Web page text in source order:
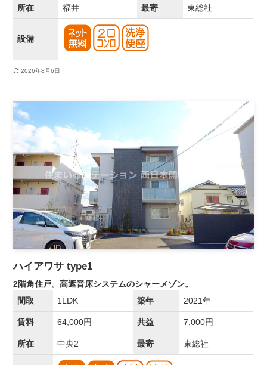
所在 福井 最寄 東総社
設備
2026年8月6日
ハイアワサ type1
2階角住戸。高遮音床システムのシャーメゾン。
間取
1LDK 築年 2021年
賃料 64,000円 共益 7,000円
所在 中央2 最寄 東総社